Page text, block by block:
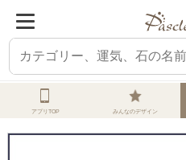
ホーム オーダーメイド 参考デザイン
アプリTOP みんなのデザイン